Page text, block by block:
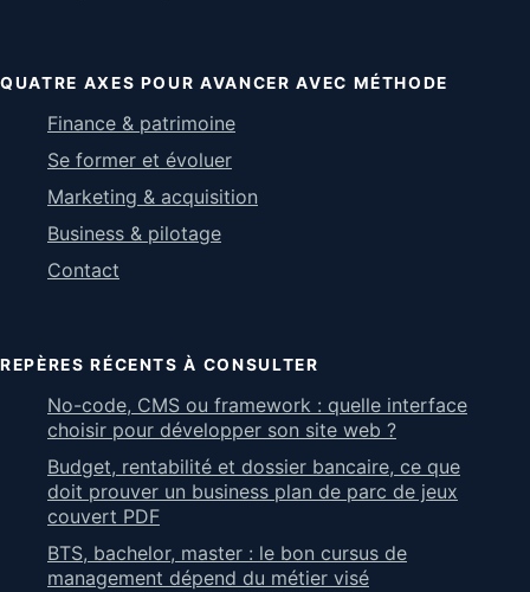
QUATRE AXES POUR AVANCER AVEC MÉTHODE
Finance & patrimoine
Se former et évoluer
Marketing & acquisition
Business & pilotage
Contact
REPÈRES RÉCENTS À CONSULTER
No-code, CMS ou framework : quelle interface
choisir pour développer son site web ?
Budget, rentabilité et dossier bancaire, ce que
doit prouver un business plan de parc de jeux
couvert PDF
BTS, bachelor, master : le bon cursus de
management dépend du métier visé